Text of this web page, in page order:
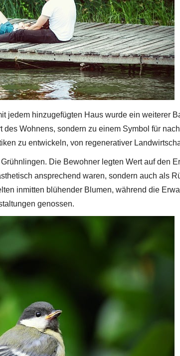
jedem hinzugefügten Haus wurde ein weiterer
des Wohnens, sondern zu einem Symbol für
zu entwickeln, von regenerativer
Die Bewohner legten Wert auf den
ansprechend waren, sondern auch als
inmitten blühender Blumen, während die
genossen.